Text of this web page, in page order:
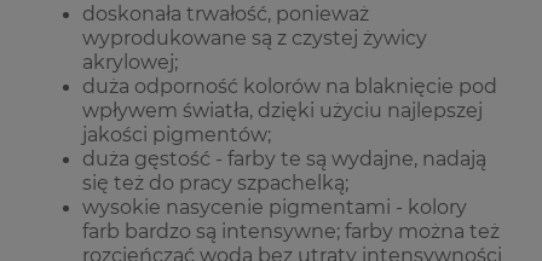
doskonała trwałość, ponieważ
wyprodukowane są z czystej żywicy
akrylowej;
duża odporność kolorów na blaknięcie pod
wpływem światła, dzięki użyciu najlepszej
jakości pigmentów;
duża gęstość - farby te są wydajne, nadają
się też do pracy szpachelką;
wysokie nasycenie pigmentami - kolory
farb bardzo są intensywne; farby można też
rozcieńczać wodą bez utraty intensywności